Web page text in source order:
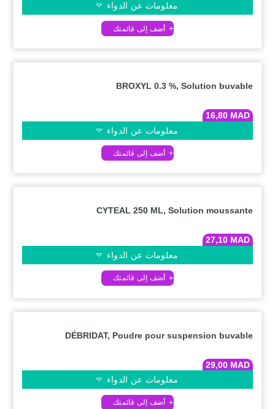
معلومات عن الدواء
BROXYL 0.3 %, Solution buvable
16,80 MAD
معلومات عن الدواء
CYTEAL 250 ML, Solution moussante
27,10 MAD
معلومات عن الدواء
DÉBRIDAT, Poudre pour suspension buvable
29,00 MAD
معلومات عن الدواء